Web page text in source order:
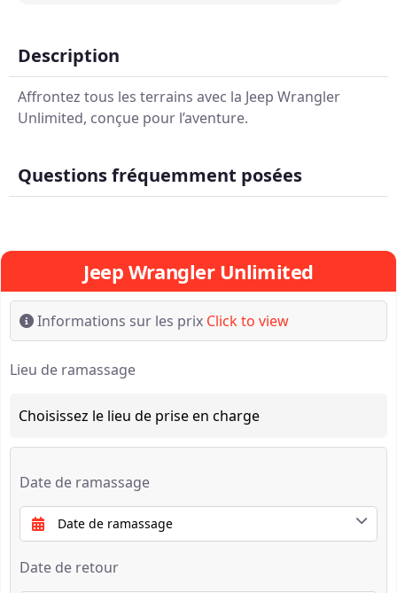
Description
Affrontez tous les terrains avec la Jeep Wrangler
Unlimited, conçue pour l’aventure.
Questions fréquemment posées
Jeep Wrangler Unlimited
Informations sur les prix Click to view
Lieu de ramassage
Date de ramassage
Date de retour